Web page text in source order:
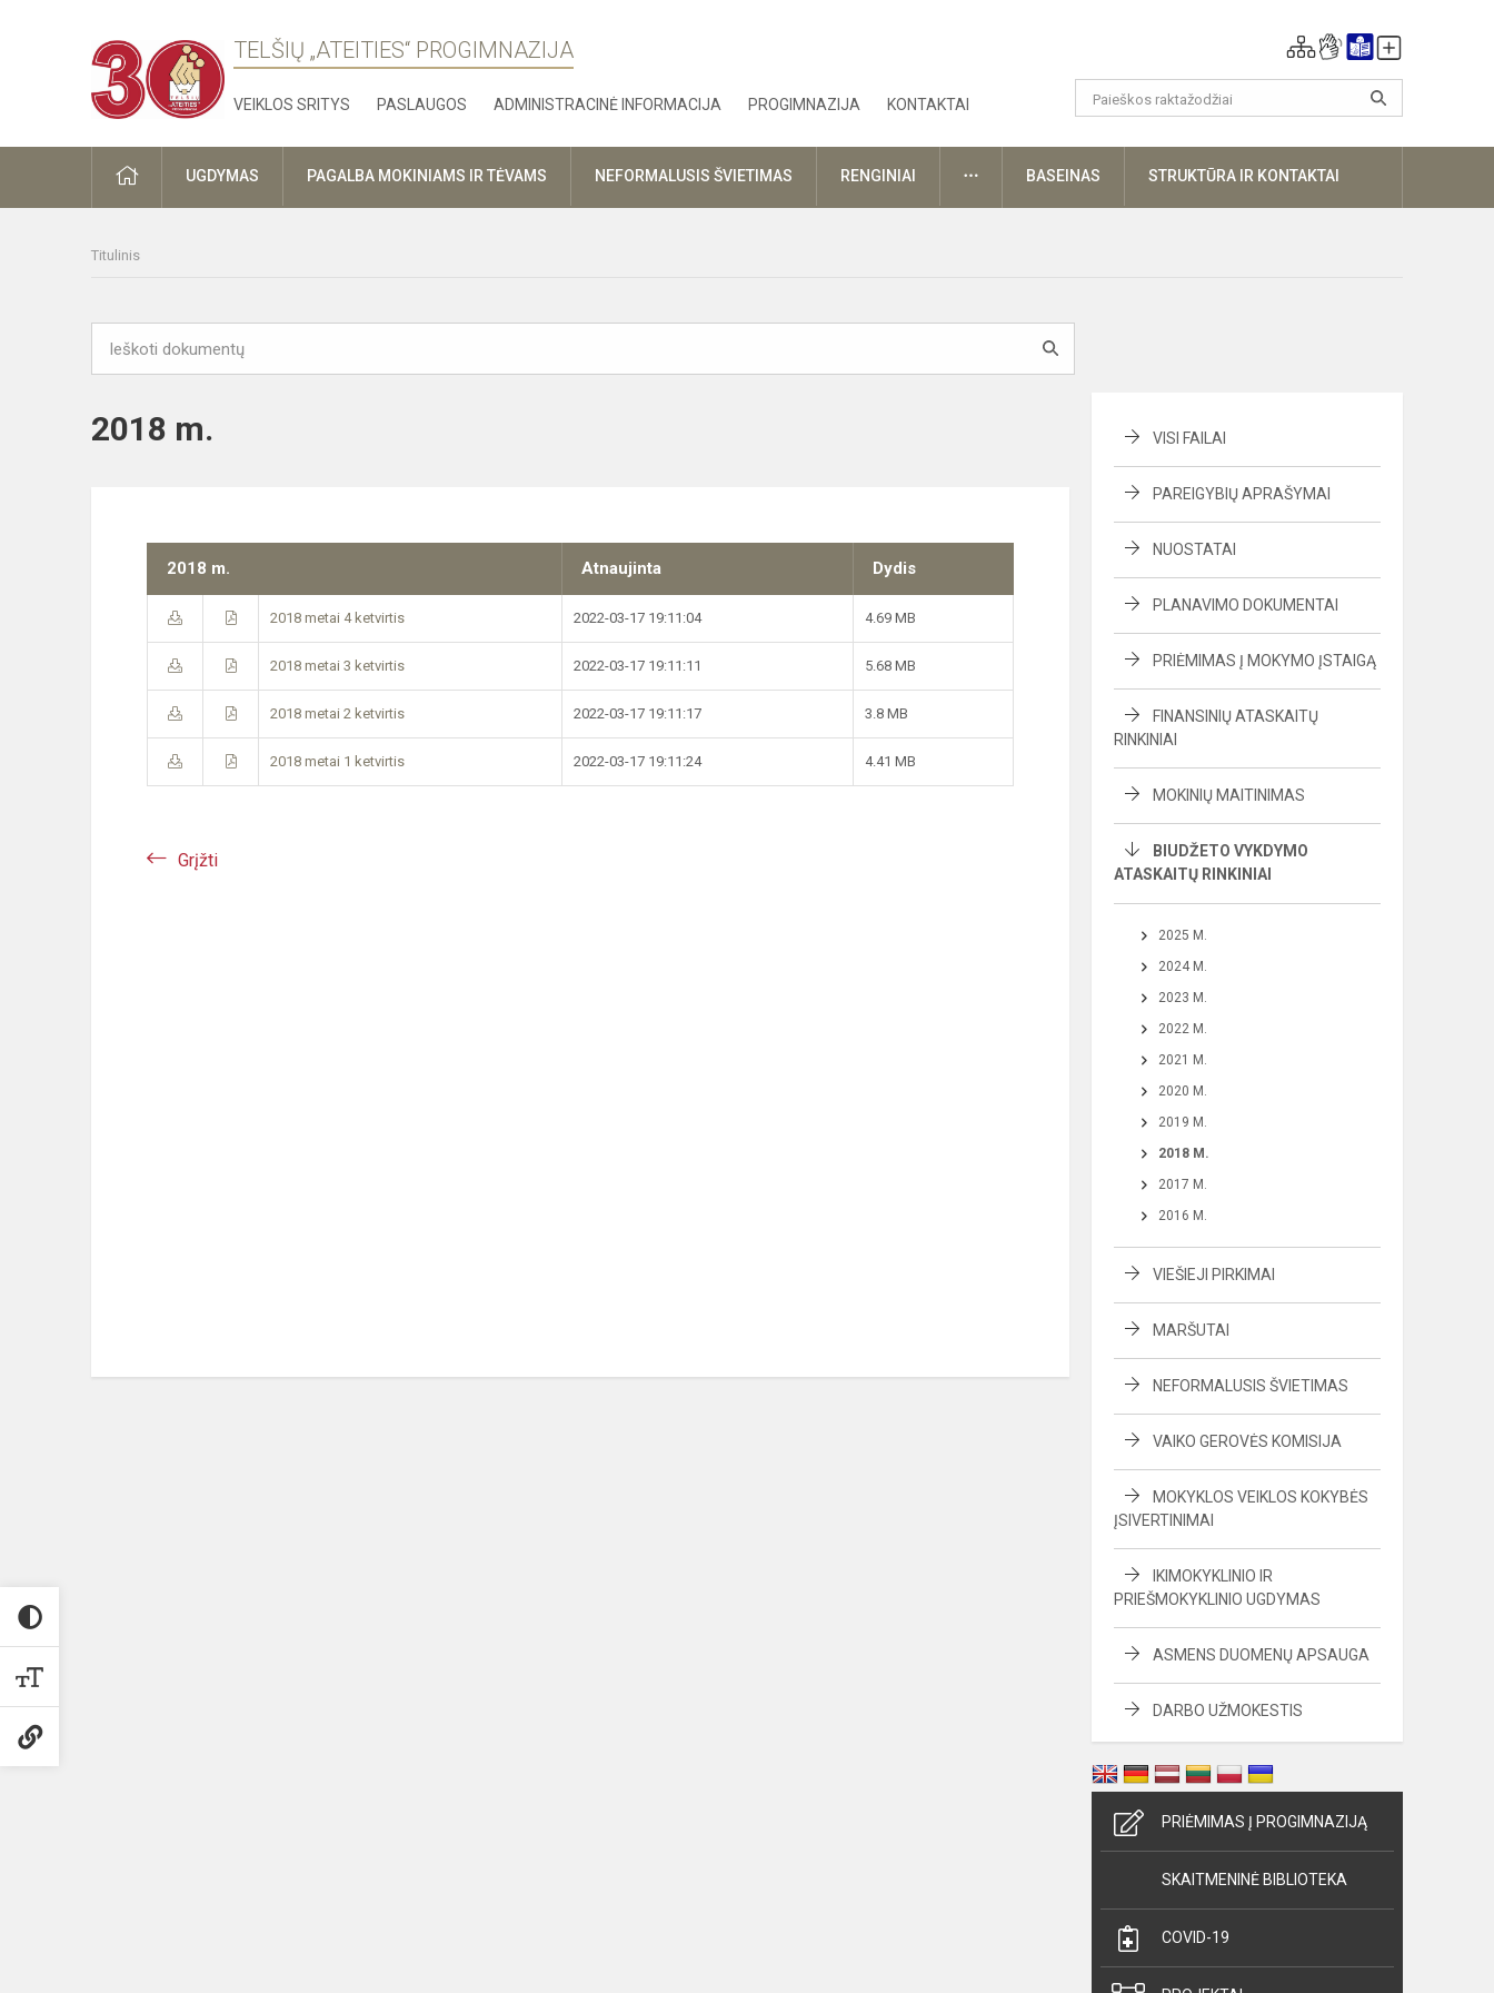
TELŠIŲ „ATEITIES“ PROGIMNAZIJA
VEIKLOS SRITYS PASLAUGOS ADMINISTRACINĖ INFORMACIJA PROGIMNAZIJA KONTAKTAI
PRADŽIAUGDYMAS PAGALBA MOKINIAMS IR TĖVAMS NEFORMALUSIS ŠVIETIMAS RENGINIAI DAUGIAUBASEINAS STRUKTŪRA IR KONTAKTAI
Titulinis
2018 m.
2018 m. Atnaujinta Dydis
2018 metai 4 ketvirtis 2022-03-17 19:11:04 4.69 MB
2018 metai 3 ketvirtis 2022-03-17 19:11:11 5.68 MB
2018 metai 2 ketvirtis 2022-03-17 19:11:17 3.8 MB
2018 metai 1 ketvirtis 2022-03-17 19:11:24 4.41 MB
Grįžti
VISI FAILAI
PAREIGYBIŲ APRAŠYMAI
NUOSTATAI
PLANAVIMO DOKUMENTAI
PRIĖMIMAS Į MOKYMO ĮSTAIGĄ
FINANSINIŲ ATASKAITŲ
RINKINIAI
MOKINIŲ MAITINIMAS
BIUDŽETO VYKDYMO
ATASKAITŲ RINKINIAI
2025 M.
2024 M.
2023 M.
2022 M.
2021 M.
2020 M.
2019 M.
2018 M.
2017 M.
2016 M.
VIEŠIEJI PIRKIMAI
MARŠUTAI
NEFORMALUSIS ŠVIETIMAS
VAIKO GEROVĖS KOMISIJA
MOKYKLOS VEIKLOS KOKYBĖS
ĮSIVERTINIMAI
IKIMOKYKLINIO IR
PRIEŠMOKYKLINIO UGDYMAS
ASMENS DUOMENŲ APSAUGA
DARBO UŽMOKESTIS
PRIĖMIMAS Į PROGIMNAZIJĄ
SKAITMENINĖ BIBLIOTEKA
COVID-19